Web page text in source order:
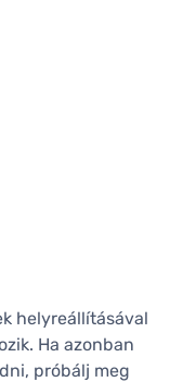
helyreállításával
Ha azonban
próbálj meg